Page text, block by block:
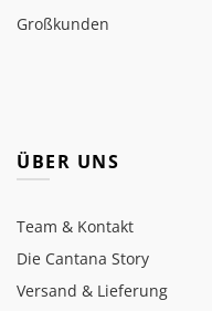
Großkunden
ÜBER UNS
Team & Kontakt
Die Cantana Story
Versand & Lieferung